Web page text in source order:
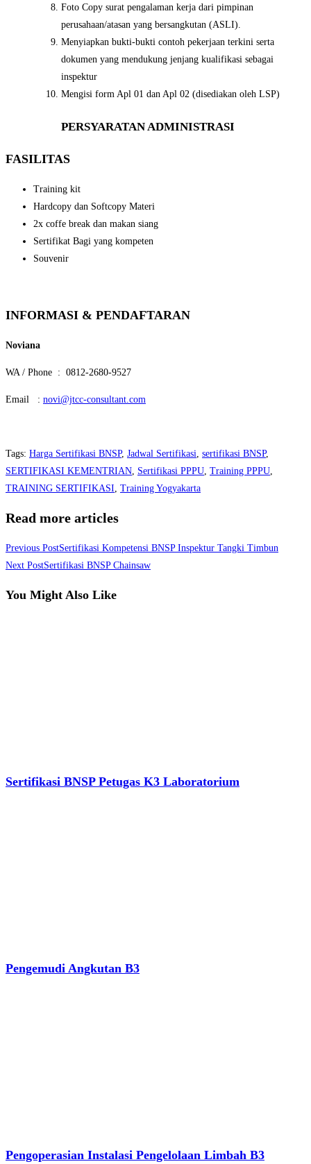
Foto Copy surat pengalaman kerja dari pimpinan
perusahaan/atasan yang bersangkutan (ASLI).
Menyiapkan bukti-bukti contoh pekerjaan terkini serta
dokumen yang mendukung jenjang kualifikasi sebagai
inspektur
Mengisi form Apl 01 dan Apl 02 (disediakan oleh LSP)
PERSYARATAN ADMINISTRASI
FASILITAS
Training kit
Hardcopy dan Softcopy Materi
2x coffe break dan makan siang
Sertifikat Bagi yang kompeten
Souvenir
INFORMASI & PENDAFTARAN
Noviana
WA / Phone : 0812-2680-9527
Email : novi@jtcc-consultant.com
Tags: Harga Sertifikasi BNSP, Jadwal Sertifikasi sertifikasi BNSP,
SERTIFIKASI KEMENTRIAN Sertifikasi PPPU Training PPPU
TRAINING SERTIFIKASI Training Yogyakarta
Read more articles
Previous PostSertifikasi Kompetensi BNSP Inspektur Tangki Timbun
Next PostSertifikasi BNSP Chainsaw
You Might Also Like
Sertifikasi BNSP Petugas K3 Laboratorium
Pengemudi Angkutan B3
Pengoperasian Instalasi Pengelolaan Limbah B3